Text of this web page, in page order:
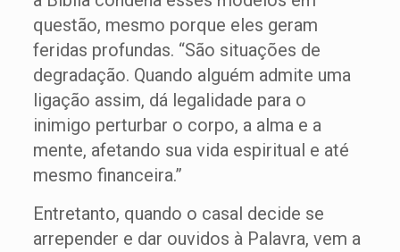
questão, mesmo porque eles geram
feridas profundas. “São situações de
degradação. Quando alguém admite uma
ligação assim, dá legalidade para o
inimigo perturbar o corpo, a alma e a
mente, afetando sua vida espiritual e até
mesmo financeira.”
Entretanto, quando o casal decide se
arrepender e dar ouvidos à Palavra, vem a